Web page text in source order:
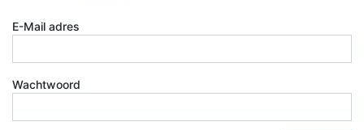
E-Mail adres
Wachtwoord